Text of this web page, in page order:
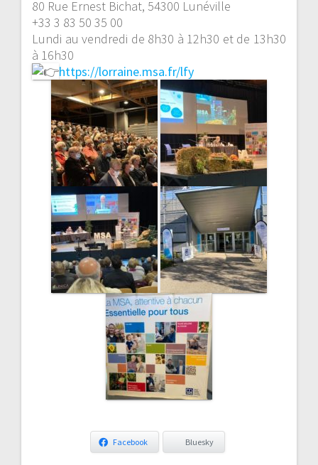
80 Rue Ernest Bichat, 54300 Lunéville
+33 3 83 50 35 00
Lundi au vendredi de 8h30 à 12h30 et de 13h30
à 16h30
https://lorraine.msa.fr/lfy
Facebook Bluesky